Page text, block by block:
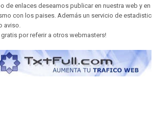
de enlaces deseamos publicar en nuestra web y
con los paises. Además un servicio de
aviso.
por referir a otros webmasters!